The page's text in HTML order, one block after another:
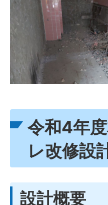
令和4年
レ改修設
設計概要